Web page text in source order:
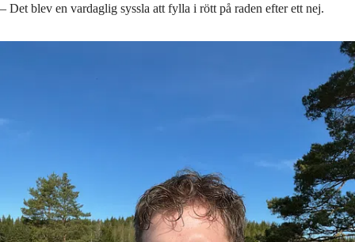
– Det blev en vardaglig syssla att fylla i rött på raden efter ett nej.